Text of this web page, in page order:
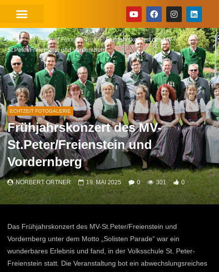
Home Echtzeit Fotogalerie
Frühjahrskonzert des MV-
St.Peter/Freienstein und Vordernberg
ECHTZEIT FOTOGALERIE
Frühjahrskonzert des MV-
St.Peter/Freienstein und
Vordernberg
NORBERT ORTNER 19. MAI 2025 0 301 0
Das Frühjahrskonzert des MV-St.Peter/Freienstein und
Vordernberg unter dem Motto „Solisten Parade“ war ein
wunderbares Erlebnis und fand, in der Volksschule St. Peter-
Freienstein statt. Die Veranstaltung bot ein abwechslungsreiches